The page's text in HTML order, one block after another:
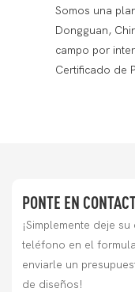
Somos una
Dongguan,
campo por
Certificado de
PONTE EN
¡Simplemente deje
teléfono en el
enviarle un
de diseños!